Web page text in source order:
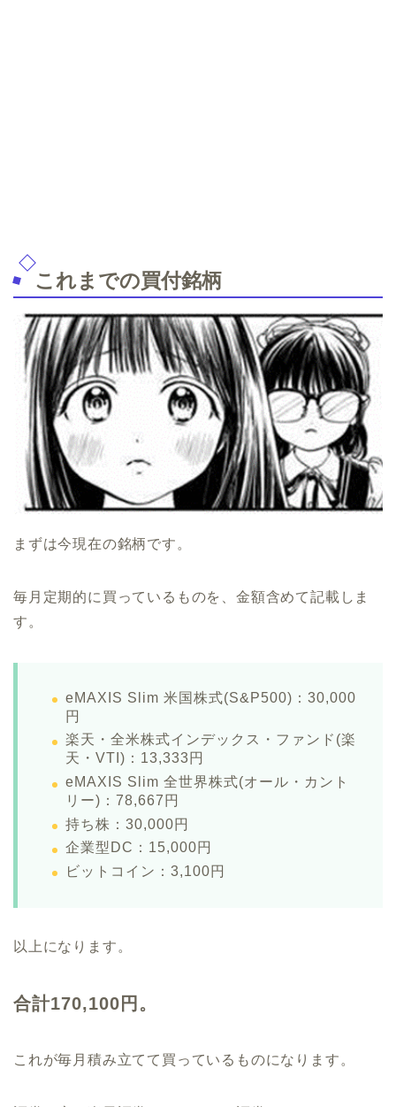
これまでの買付銘柄
まずは今現在の銘柄です。
毎月定期的に買っているものを、金額含めて記載しま
す。
eMAXIS Slim 米国株式(S&P500)：30,000
円
楽天・全米株式インデックス・ファンド(楽
天・VTI)：13,333円
eMAXIS Slim 全世界株式(オール・カント
リー)：78,667円
持ち株：30,000円
企業型DC：15,000円
ビットコイン：3,100円
以上になります。
合計170,100円。
これが毎月積み立てて買っているものになります。